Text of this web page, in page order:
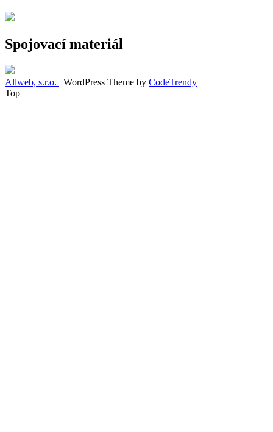
Spojovací materiál
Allweb, s.r.o. | WordPress Theme by CodeTrendy
Top